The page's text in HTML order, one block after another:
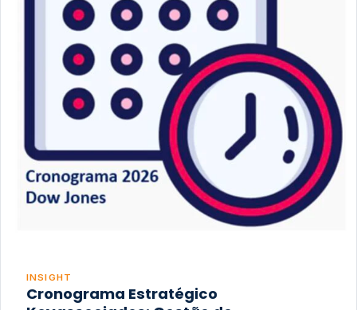
INSIGHT
Cronograma Estratégico